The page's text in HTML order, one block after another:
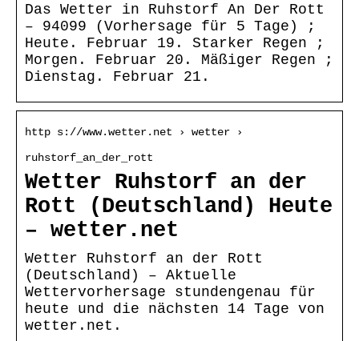
Das Wetter in Ruhstorf An Der Rott
– 94099 (Vorhersage für 5 Tage) ;
Heute. Februar 19. Starker Regen ;
Morgen. Februar 20. Mäßiger Regen ;
Dienstag. Februar 21.
http s://www.wetter.net › wetter ›
ruhstorf_an_der_rott
Wetter Ruhstorf an der
Rott (Deutschland) Heute
– wetter.net
Wetter Ruhstorf an der Rott
(Deutschland) – Aktuelle
Wettervorhersage stundengenau für
heute und die nächsten 14 Tage von
wetter.net.